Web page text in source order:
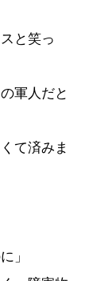
と笑っ
軍人だと
て済みま
」